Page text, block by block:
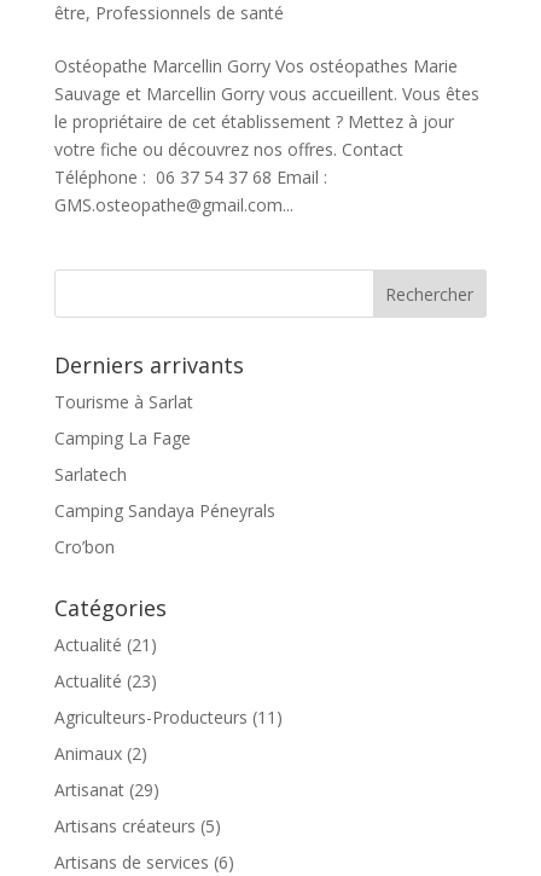
être, Professionnels de santé
Ostéopathe Marcellin Gorry Vos ostéopathes Marie
Sauvage et Marcellin Gorry vous accueillent. Vous êtes
le propriétaire de cet établissement ? Mettez à jour
votre fiche ou découvrez nos offres. Contact
Téléphone : 06 37 54 37 68 Email :
GMS.osteopathe@gmail.com...
Derniers arrivants
Tourisme à Sarlat
Camping La Fage
Sarlatech
Camping Sandaya Péneyrals
Cro’bon
Catégories
Actualité (21)
Actualité (23)
Agriculteurs-Producteurs (11)
Animaux(2)
Artisanat(29)
Artisans créateurs (5)
Artisans de services (6)